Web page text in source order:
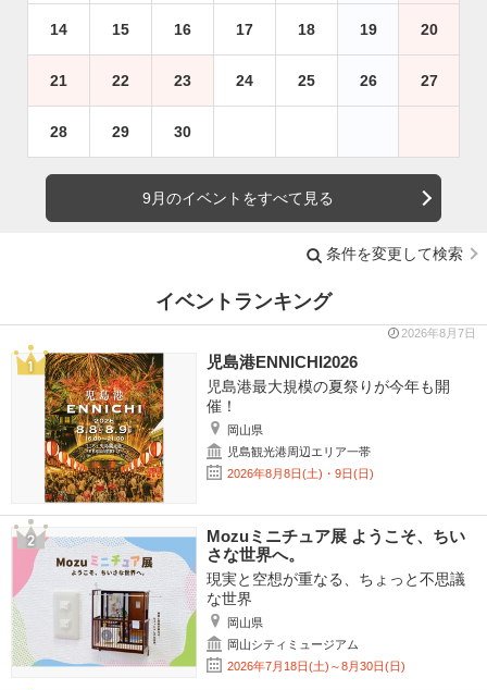
14 15 16 17 18 19 20
21 22 23 24 25 26 27
28 29 30
9月のイベントをすべて見る
条件を変更して検索
イベントランキング
2026年8月7日
児島港ENNICHI2026
児島港最大規模の夏祭りが今年も開
催！
岡山県
児島観光港周辺エリア一帯
2026年8月8日(土)・9日(日)
Mozuミニチュア展 ようこそ、ちい
さな世界へ。
現実と空想が重なる、ちょっと不思議
な世界
岡山県
岡山シティミュージアム
2026年7月18日(土)～8月30日(日)